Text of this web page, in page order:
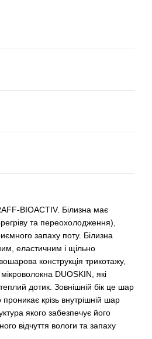
BIOACTIV. Білизна має
та переохолодження),
запаху поту. Білизна
еластичним і щільно
конструкція трикотажу,
DUOSKIN, які
дотик. Зовнішній бік це шар
крізь внутрішній шар
якого забезпечує його
відчуття вологи та запаху